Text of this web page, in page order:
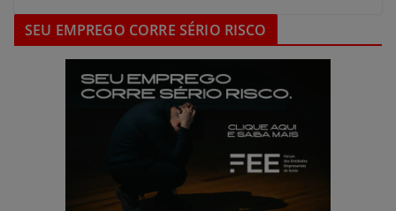
SEU EMPREGO CORRE SÉRIO RISCO